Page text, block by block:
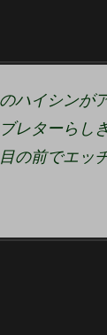
ハイシンが
ターらし
の前でエッ